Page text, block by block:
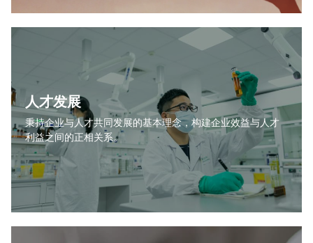
人才发展
秉持企业与人才共同发展的基本理念，构建企业效益与人才
利益之间的正相关系。